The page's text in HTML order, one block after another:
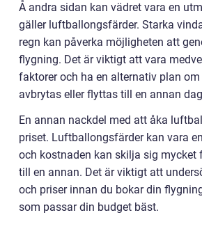
Å andra sidan kan vädret vara en
gäller luftballongsfärder. Starka
regn kan påverka möjligheten att
flygning. Det är viktigt att vara
faktorer och ha en alternativ plan
avbrytas eller flyttas till en annan
En annan nackdel med att åka
priset. Luftballongsfärder kan vara
och kostnaden kan skilja sig mycket
till en annan. Det är viktigt att
och priser innan du bokar din
som passar din budget bäst.